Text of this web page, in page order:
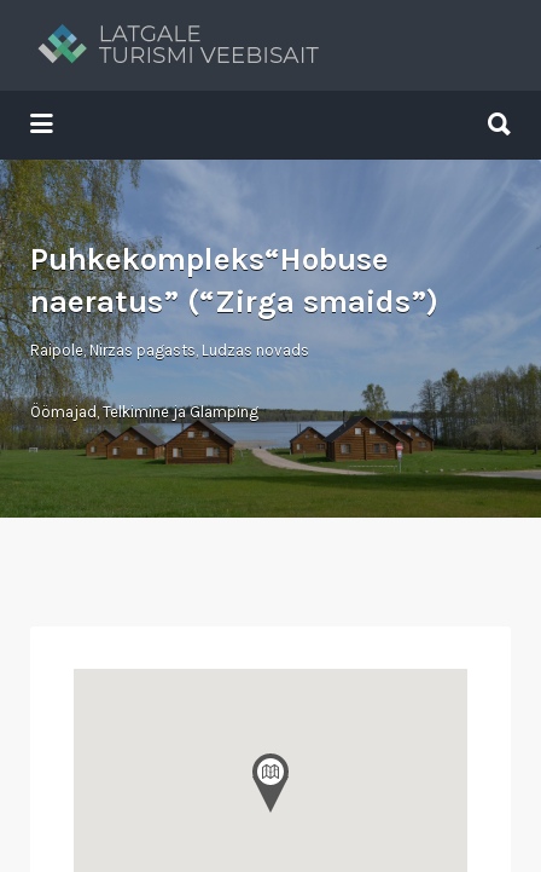
Tavs brīvdienu ceļvedis
Search
for:
for:
Puhkekompleks“Hobuse
naeratus” (“Zirga smaids”)
Raipole, Nirzas pagasts, Ludzas novads
Öömajad,Telkimine ja Glamping